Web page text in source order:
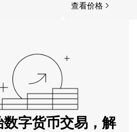
查看价格
字货币交易，解